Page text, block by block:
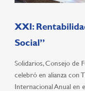
XXI:
Social”
Solidarios, Consejo de
celebró en alianza con
Internacional Anual en